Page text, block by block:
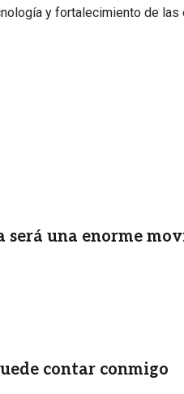
y fortalecimiento de las
será una enorme
contar conmigo